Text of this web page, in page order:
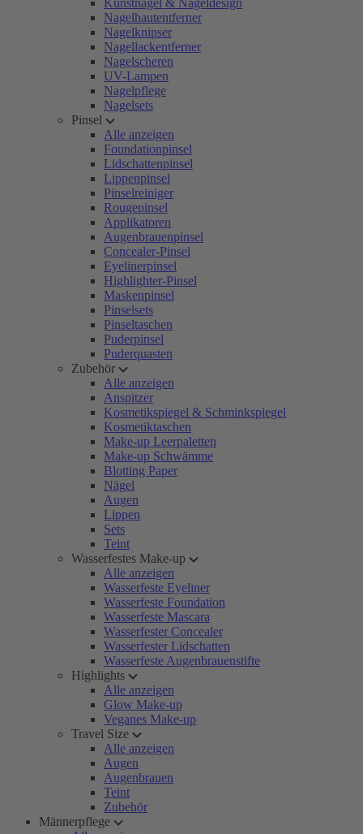
Kunstnägel & Nageldesign
Nagelhautentferner
Nagelknipser
Nagellackentferner
Nagelscheren
UV-Lampen
Nagelpflege
Nagelsets
Pinsel
Alle anzeigen
Foundationpinsel
Lidschattenpinsel
Lippenpinsel
Pinselreiniger
Rougepinsel
Applikatoren
Augenbrauenpinsel
Concealer-Pinsel
Eyelinerpinsel
Highlighter-Pinsel
Maskenpinsel
Pinselsets
Pinseltaschen
Puderpinsel
Puderquasten
Zubehör
Alle anzeigen
Anspitzer
Kosmetikspiegel & Schminkspiegel
Kosmetiktaschen
Make-up Leerpaletten
Make-up Schwämme
Blotting Paper
Nägel
Augen
Lippen
Sets
Teint
Wasserfestes Make-up
Alle anzeigen
Wasserfeste Eyeliner
Wasserfeste Foundation
Wasserfeste Mascara
Wasserfester Concealer
Wasserfester Lidschatten
Wasserfeste Augenbrauenstifte
Highlights
Alle anzeigen
Glow Make-up
Veganes Make-up
Travel Size
Alle anzeigen
Augen
Augenbrauen
Teint
Zubehör
Männerpflege